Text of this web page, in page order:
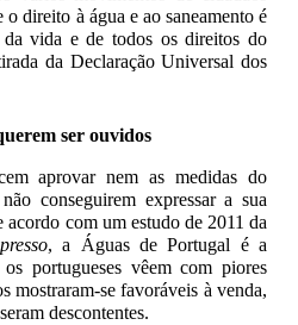
direito à água e ao saneamento é
da vida e de todos os direitos do
da Declaração Universal dos
ser ouvidos
aprovar nem as medidas do
conseguirem expressar a sua
com um estudo de 2011 da
, a Águas de Portugal é a
portugueses vêem com piores
se favoráveis à venda,
descontentes.